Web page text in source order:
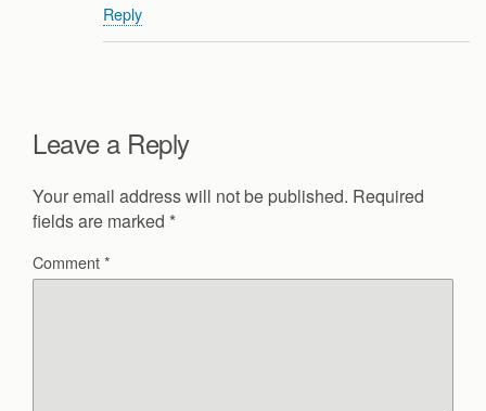
Reply
Leave a Reply
Your email address will not be published. Required
fields are marked *
Comment*